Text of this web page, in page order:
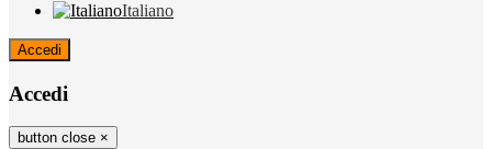
Italiano
Accedi
Accedi
button close ×